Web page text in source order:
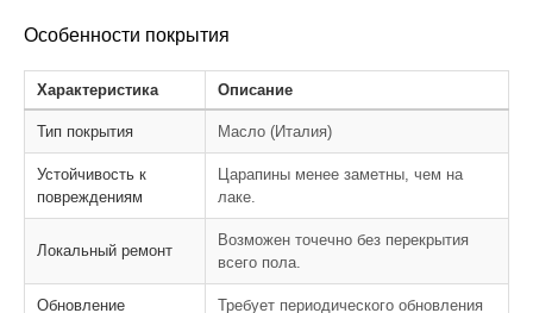
Особенности покрытия
Характеристика Описание
Тип покрытия Масло (Италия)
Устойчивость к
повреждениям
Царапины менее заметны, чем на
лаке.
Локальный ремонт
Возможен точечно без перекрытия
всего пола.
Обновление
Требует периодического обновления